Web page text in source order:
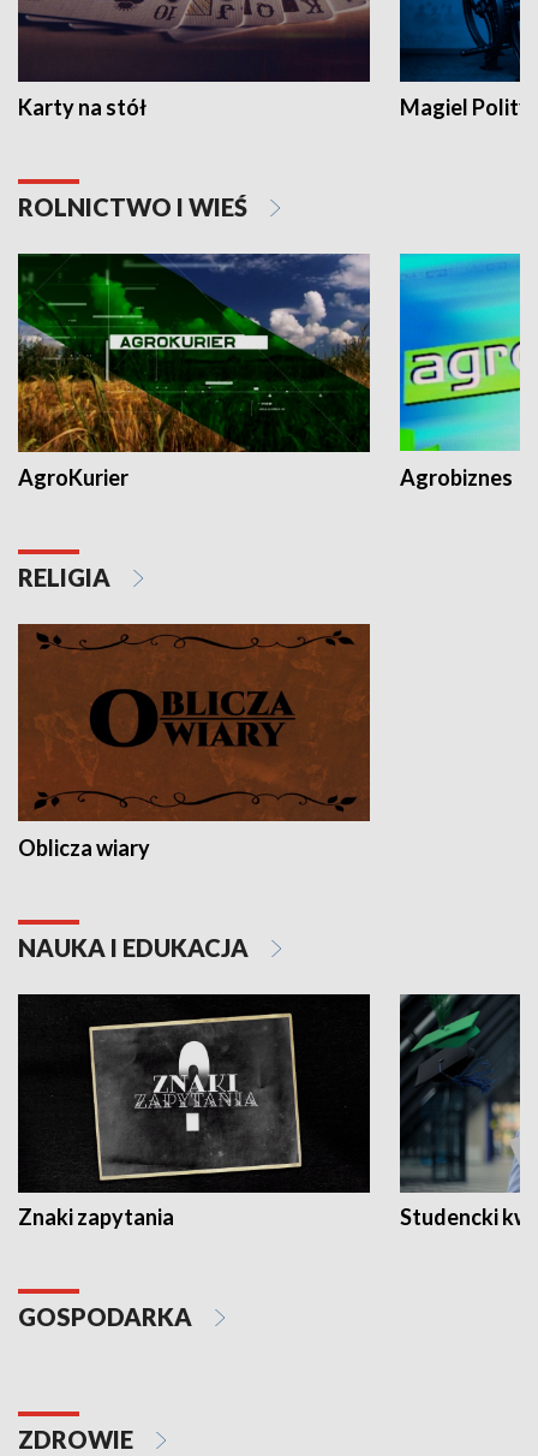
Karty na stół Magiel
ROLNICTWO I WIEŚ
AgroKurier Agrobiznes
RELIGIA
Oblicza wiary
NAUKA I EDUKACJA
Znaki zapytania Studencki
GOSPODARKA
ZDROWIE